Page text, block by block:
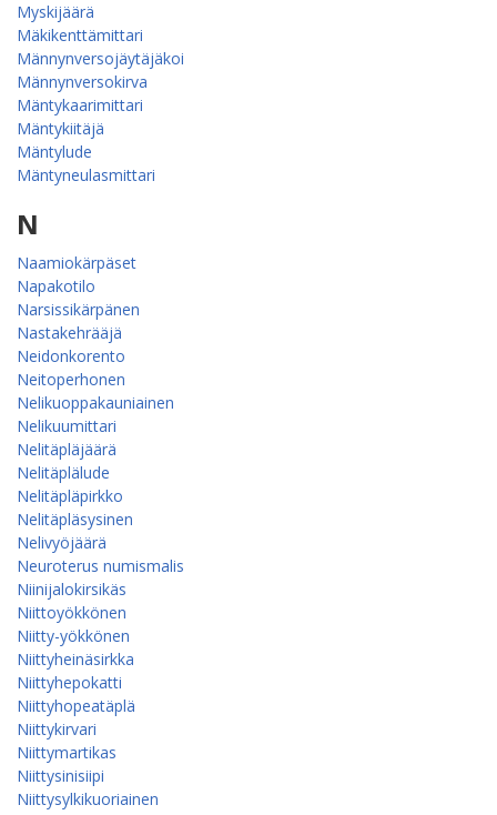
Myskijäärä
Mäkikenttämittari
Männynversojäytäjäkoi
Männynversokirva
Mäntykaarimittari
Mäntykiitäjä
Mäntylude
Mäntyneulasmittari
N
Naamiokärpäset
Napakotilo
Narsissikärpänen
Nastakehrääjä
Neidonkorento
Neitoperhonen
Nelikuoppakauniainen
Nelikuumittari
Nelitäpläjäärä
Nelitäplälude
Nelitäpläpirkko
Nelitäpläsysinen
Nelivyöjäärä
Neuroterus numismalis
Niinijalokirsikäs
Niittoyökkönen
Niitty-yökkönen
Niittyheinäsirkka
Niittyhepokatti
Niittyhopeatäplä
Niittykirvari
Niittymartikas
Niittysinisiipi
Niittysylkikuoriainen